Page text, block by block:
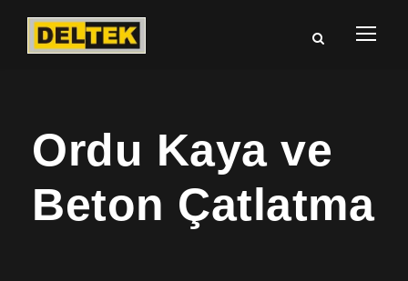
Ordu Kaya ve
Beton Çatlatma